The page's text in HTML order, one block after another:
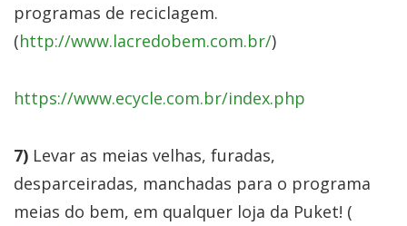
programas de reciclagem.
(http://www.lacredobem.com.br/)
https://www.ecycle.com.br/index.php
7) Levar as meias velhas, furadas,
desparceiradas, manchadas para o programa
meias do bem, em qualquer loja da Puket! (